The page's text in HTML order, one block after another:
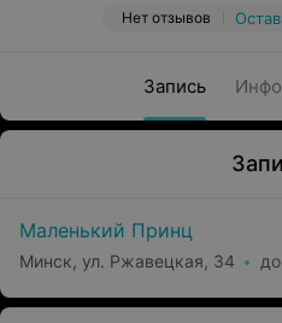
Нет отзывов
Запись Инфо
Маленький Принц
Минск, ул. Ржавецкая, 34